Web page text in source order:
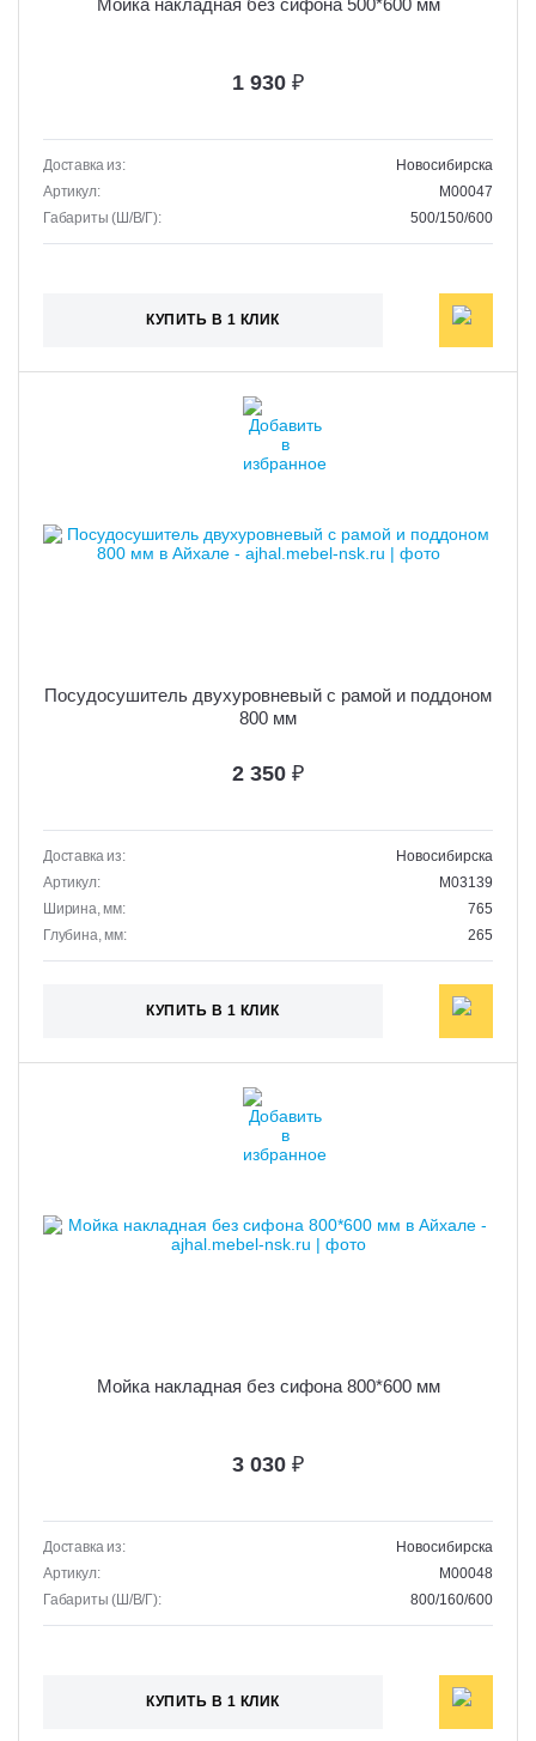
Мойка накладная без сифона 500*600 мм
1 930 ₽
Доставка из:
Новосибирска
Артикул:
M00047
Габариты (Ш/В/Г):
500/150/600
КУПИТЬ В 1 КЛИК
Посудосушитель двухуровневый с рамой и поддоном
800 мм
2 350 ₽
Доставка из:
Новосибирска
Артикул:
M03139
Ширина, мм:
765
Глубина, мм:
265
КУПИТЬ В 1 КЛИК
Мойка накладная без сифона 800*600 мм
3 030 ₽
Доставка из:
Новосибирска
Артикул:
M00048
Габариты (Ш/В/Г):
800/160/600
КУПИТЬ В 1 КЛИК